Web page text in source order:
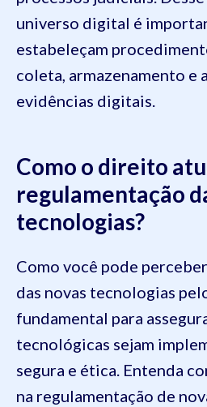
universo digital é
estabeleçam
coleta, armazenamento e
evidências digitais.
Como o direito
regulamentação
tecnologias?
Como você pode
das novas tecnologias
fundamental para
tecnológicas sejam
segura e ética. Entenda
na regulamentação de